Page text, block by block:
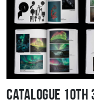
Catalogue 10TH